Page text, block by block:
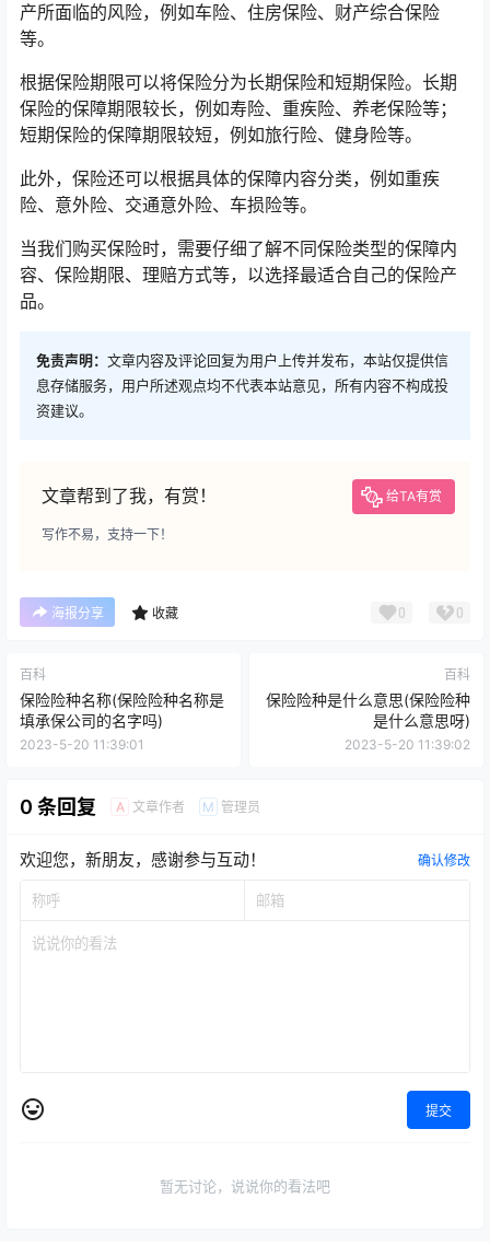
产所面临的风险，例如车险、住房保险、财产综合保险
等。
根据保险期限可以将保险分为长期保险和短期保险。长期
保险的保障期限较长，例如寿险、重疾险、养老保险等；
短期保险的保障期限较短，例如旅行险、健身险等。
此外，保险还可以根据具体的保障内容分类，例如重疾
险、意外险、交通意外险、车损险等。
当我们购买保险时，需要仔细了解不同保险类型的保障内
容、保险期限、理赔方式等，以选择最适合自己的保险产
品。
免责声明： 文章内容及评论回复为用户上传并发布，本站仅提供信
息存储服务，用户所述观点均不代表本站意见，所有内容不构成投
资建议。
文章帮到了我，有赏！ 给TA有赏
写作不易，支持一下！
海报分享 收藏 0 0
百科
保险险种名称(保险险种名称是
填承保公司的名字吗)
2023-5-20 11:39:01
百科
保险险种是什么意思(保险险种
是什么意思呀)
2023-5-20 11:39:02
0 条回复 A 文章作者 M 管理员
欢迎您，新朋友，感谢参与互动！ 确认修改
提交
暂无讨论，说说你的看法吧